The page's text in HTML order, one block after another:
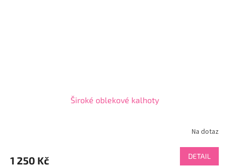
Široké oblekové kalhoty
Na dotaz
1 250 Kč DETAIL